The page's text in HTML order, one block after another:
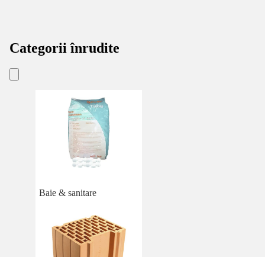
Categorii înrudite
Baie & sanitare